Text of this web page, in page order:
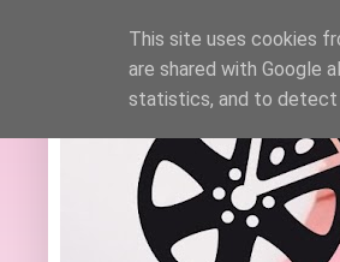
This site uses cookies
are shared with Google
statistics, and to detect